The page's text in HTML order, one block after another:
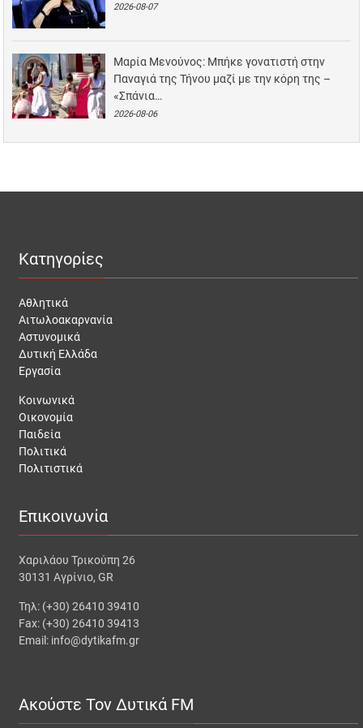
2026-08-07
Μαρία Μενούνος: Μπήκε γονατιστή στην
Παναγιά της Τήνου μαζί με την κόρη της –
«Σπάνια…
2026-08-06
Κατηγορίες
Αθλητικά
Αιτωλοακαρνανία
Αστυνομικά
Δυτική Ελλάδα
Εργασία
Κοινωνικά
Οικονομία
Παιδεία
Πολιτικά
Πολιτιστικά
Επικοινωνία
Χαριλάου Τρικούπη 26
30131 Αγρίνιο, GR
Τηλ: (+30) 26410 39410
Fax: (+30) 26410 39413
Email: info@dytikafm.gr
Ακούστε Τον Δυτικά FM